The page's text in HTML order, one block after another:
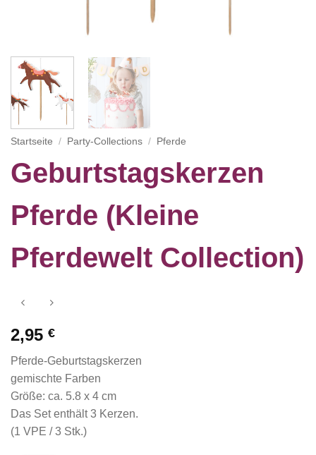
Startseite / Party-Collections / Pferde
Geburtstagskerzen
Pferde (Kleine
Pferdewelt Collection)
2,95 €
Pferde-Geburtstagskerzen
gemischte Farben
Größe: ca. 5.8 x 4 cm
Das Set enthält 3 Kerzen.
(1 VPE / 3 Stk.)